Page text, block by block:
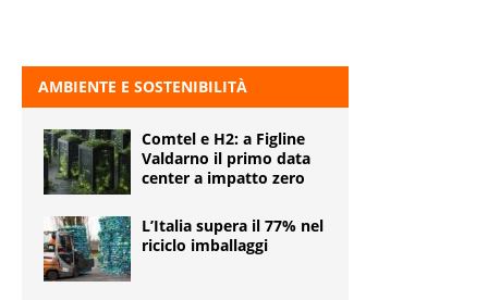
AMBIENTE E SOSTENIBILITÀ
Comtel e H2: a Figline
Valdarno il primo data
center a impatto zero
L’Italia supera il 77% nel
riciclo imballaggi